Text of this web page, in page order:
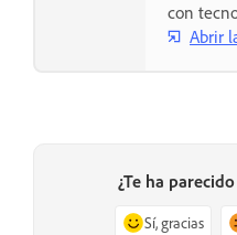
con
Abrir
¿Te ha
Sí, gracias